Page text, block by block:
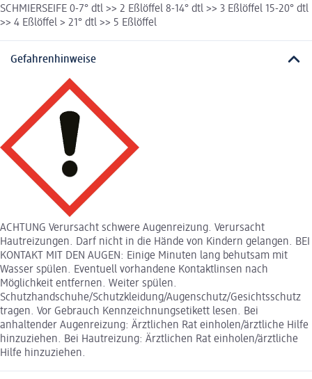
SCHMIERSEIFE 0-7° dtl >> 2 Eßlöffel 8-14° dtl >> 3 Eßlöffel 15-20° dtl
>> 4 Eßlöffel > 21° dtl >> 5 Eßlöffel
Gefahrenhinweise
ACHTUNG Verursacht schwere Augenreizung. Verursacht
Hautreizungen. Darf nicht in die Hände von Kindern gelangen. BEI
KONTAKT MIT DEN AUGEN: Einige Minuten lang behutsam mit
Wasser spülen. Eventuell vorhandene Kontaktlinsen nach
Möglichkeit entfernen. Weiter spülen.
Schutzhandschuhe/Schutzkleidung/Augenschutz/Gesichtsschutz
tragen. Vor Gebrauch Kennzeichnungsetikett lesen. Bei
anhaltender Augenreizung: Ärztlichen Rat einholen/ärztliche Hilfe
hinzuziehen. Bei Hautreizung: Ärztlichen Rat einholen/ärztliche
Hilfe hinzuziehen.